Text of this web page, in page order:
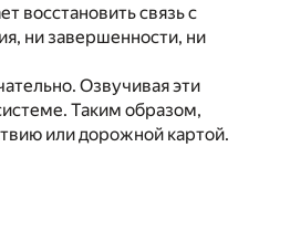
восстановить связь с
ни завершенности, ни
Озвучивая эти
Таким образом,
или дорожной картой.